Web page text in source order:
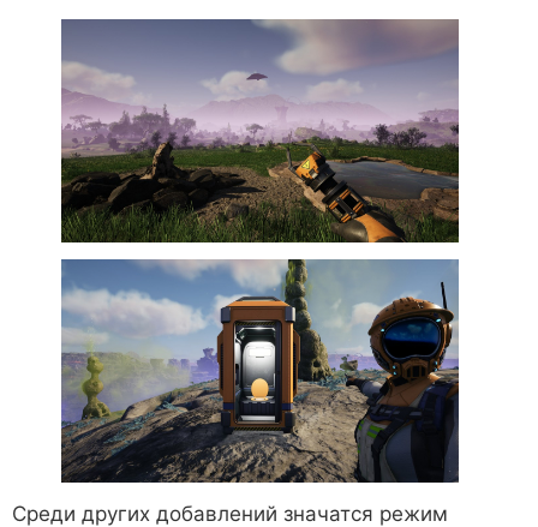
Среди других добавлений значатся режим